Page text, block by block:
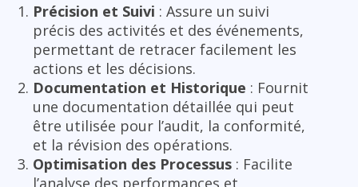
Précision et Suivi : Assure un suivi
précis des activités et des événements,
permettant de retracer facilement les
actions et les décisions.
Documentation et Historique : Fournit
une documentation détaillée qui peut
être utilisée pour l’audit, la conformité,
et la révision des opérations.
Optimisation des Processus : Facilite
l’analyse des performances et